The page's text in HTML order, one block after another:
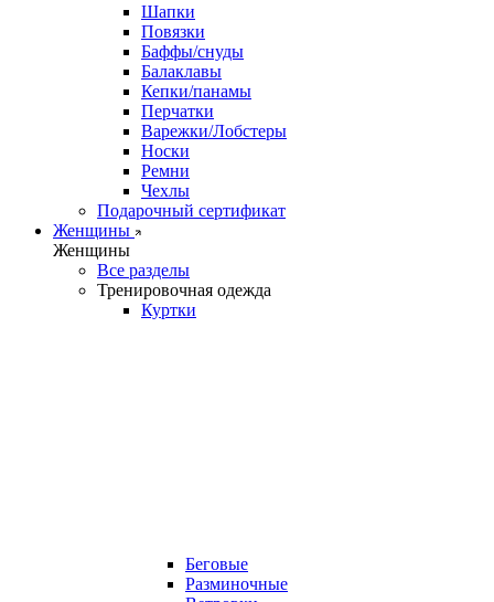
Шапки
Повязки
Баффы/снуды
Балаклавы
Кепки/панамы
Перчатки
Варежки/Лобстеры
Носки
Ремни
Чехлы
Подарочный сертификат
Женщины
Женщины
Все разделы
Тренировочная одежда
Куртки
Беговые
Разминочные